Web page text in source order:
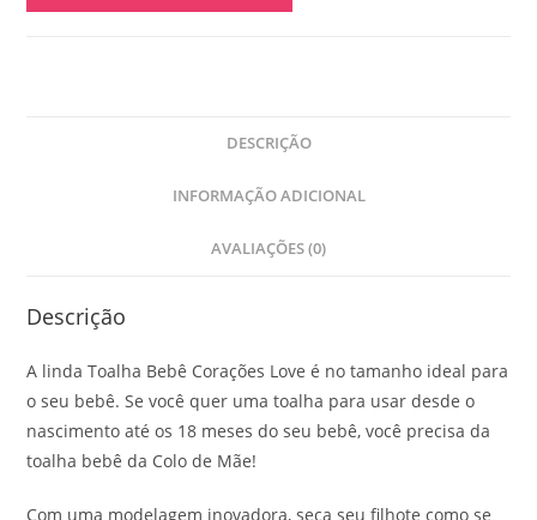
DESCRIÇÃO
INFORMAÇÃO ADICIONAL
AVALIAÇÕES (0)
Descrição
A linda Toalha Bebê Corações Love é no tamanho ideal para
o seu bebê. Se você quer uma toalha para usar desde o
nascimento até os 18 meses do seu bebê, você precisa da
toalha bebê da Colo de Mãe!
Com uma modelagem inovadora, seca seu filhote como se